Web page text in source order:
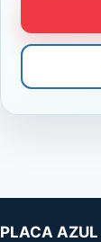
PLACA AZUL